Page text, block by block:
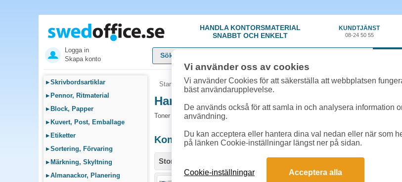
HANDLA KONTORSMATERIAL
SNABBT OCH ENKELT
KUNDTJÄNST
08-24 50 55
Logga in
Skapa konto
▸Skrivbordsartiklar
▸ Pennor, Ritmaterial
▸ Block, Papper
▸ Kuvert, Post, Emballage
▸ Etiketter
▸Sortering, Förvaring
▸ Märkning, Skyltning
▸Almanackor, Planering
Startsida » Sök bläck & toner»HP COLOR LASERJET 2600 L
Handla Toner till HP COLOR LASERJET
Toner och tillbehör som passar till HP COLOR LASERJET 2600 L
Kompatibla / Miljöprodukter till HP COLOR
Storlek / info Färg
Vi använder oss av cookies
Vi använder Cookies för att säkerställa att webbplatsen
bäst användarupplevelse.
De används också för att samla in och analysera information
användning.
Du kan acceptera eller hantera dina val nedan eller när som
på länken Cookie-inställningar längst ner på sidan.
Cookie-inställningar Acceptera alla